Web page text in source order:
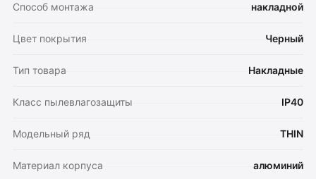
Способ монтажа накладной
Цвет покрытия Черный
Тип товара Накладные
Класс пылевлагозащиты IP40
Модельный ряд THIN
Материал корпуса алюминий